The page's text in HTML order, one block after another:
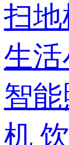
扫地
生
智能
机